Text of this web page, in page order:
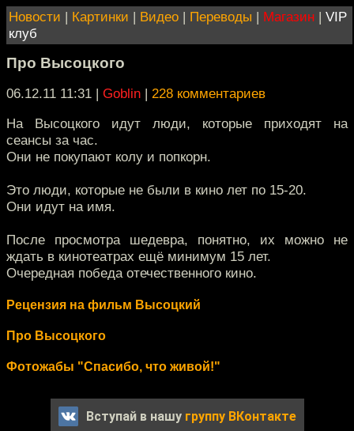
Новости | Картинки | Видео | Переводы | Магазин | VIP
клуб
Про Высоцкого
06.12.11 11:31 | Goblin | 228 комментариев
На Высоцкого идут люди, которые приходят на
сеансы за час.
Они не покупают колу и попкорн.
Это люди, которые не были в кино лет по 15-20.
Они идут на имя.
После просмотра шедевра, понятно, их можно не
ждать в кинотеатрах ещё минимум 15 лет.
Очередная победа отечественного кино.
Рецензия на фильм Высоцкий
Про Высоцкого
Фотожабы "Спасибо, что живой!"
Вступай в нашу группу ВКонтакте